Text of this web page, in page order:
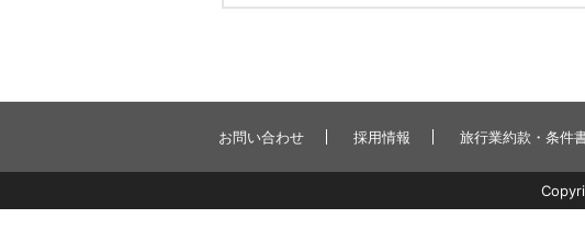
お問い合わせ 採用情報 旅行業約款・条件